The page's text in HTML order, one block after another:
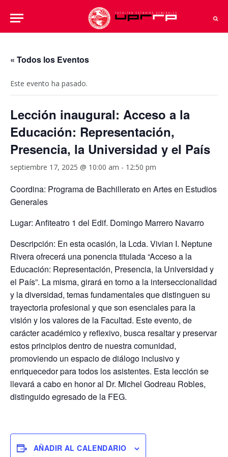
« Todos los Eventos
Este evento ha pasado.
Lección inaugural: Acceso a la
Educación: Representación,
Presencia, la Universidad y el País
septiembre 17, 2025 @ 10:00 am - 12:50 pm
Coordina: Programa de Bachillerato en Artes en Estudios
Generales
Lugar: Anfiteatro 1 del Edif. Domingo Marrero Navarro
Descripción: En esta ocasión, la Lcda. Vivian I. Neptune
Rivera ofrecerá una ponencia titulada “Acceso a la
Educación: Representación, Presencia, la Universidad y
el País”. La misma, girará en torno a la interseccionalidad
y la diversidad, temas fundamentales que distinguen su
trayectoria profesional y que son esenciales para la
visión y los valores de la Facultad. Este evento, de
carácter académico y reflexivo, busca resaltar y preservar
estos principios dentro de nuestra comunidad,
promoviendo un espacio de diálogo inclusivo y
enriquecedor para todos los asistentes. Esta lección se
llevará a cabo en honor al Dr. Michel Godreau Robles,
distinguido egresado de la FEG.
AÑADIR AL CALENDARIO